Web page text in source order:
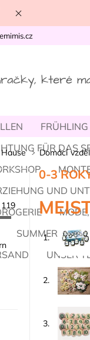
emimis.cz
FÜR DAS
UND
SUMMER
UNSER
Domácí
0-3
1.
2.
3.
119